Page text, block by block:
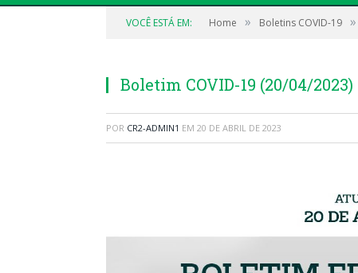
VOCÊ ESTÁ EM: Home » Boletins COVID-19 »
Boletim COVID-19 (20/04/2023)
POR CR2-ADMIN1 EM 20 DE ABRIL DE 2023